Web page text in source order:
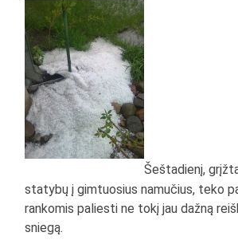
Šeštadienį,
statybų į gimtuosius namučius, teko
rankomis paliesti ne tokį jau dažną
sniegą.